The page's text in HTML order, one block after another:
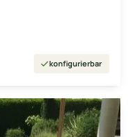
konfigurierbar